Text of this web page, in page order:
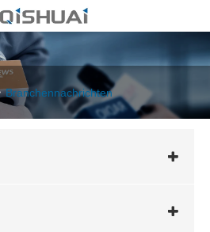
Branchennachrichten